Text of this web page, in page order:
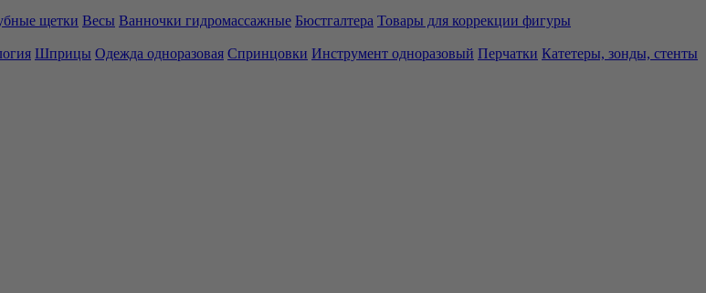
щетки Весы Ванночки гидромассажные Бюстгалтера Товары для коррекции фигуры
Шприцы Одежда одноразовая Спринцовки Инструмент одноразовый Перчатки Катетеры, зонды, стенты